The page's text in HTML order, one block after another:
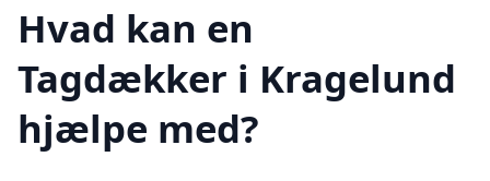
Hvad kan en
Tagdækker i Kragelund
hjælpe med?